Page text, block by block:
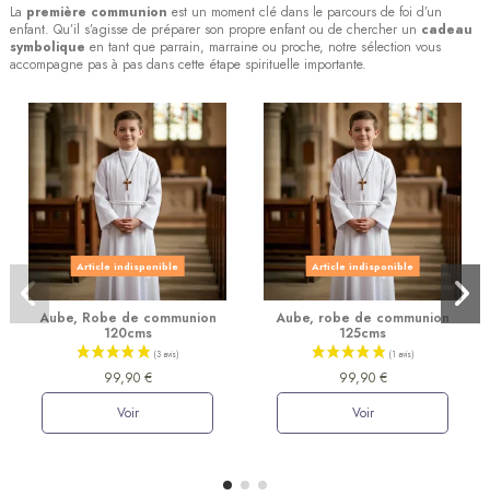
La première communion est un moment clé dans le parcours de foi d’un
enfant. Qu’il s’agisse de préparer son propre enfant ou de chercher un cadeau
symbolique en tant que parrain, marraine ou proche, notre sélection vous
accompagne pas à pas dans cette étape spirituelle importante.
Article indisponible
Aube, Robe de communion
120cms
99,90 €
Voir
Article indisponible
Aube, robe de communion
125cms
99,90 €
Voir